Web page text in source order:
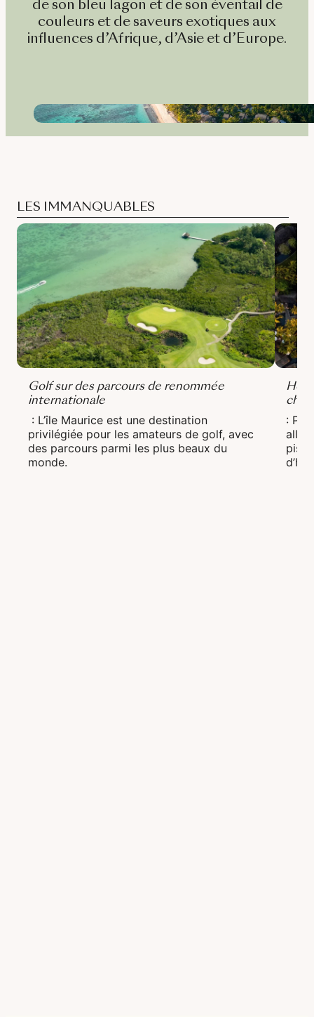
de son bleu lagon et de son éventail de
couleurs et de saveurs exotiques aux
influences d’Afrique, d’Asie et d’Europe.
LES IMMANQUABLES
Golf sur des parcours de renommée
internationale
: L’île Maurice est une destination
privilégiée pour les amateurs de golf, avec
des parcours parmi les plus beaux du
monde.
: